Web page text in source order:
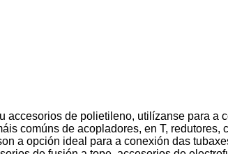
de polietileno, utilízanse para a
comúns de acopladores, en T, redutores,
a opción ideal para a conexión das